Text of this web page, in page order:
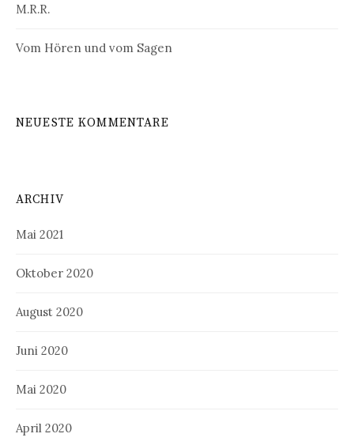
M.R.R.
Vom Hören und vom Sagen
NEUESTE KOMMENTARE
ARCHIV
Mai 2021
Oktober 2020
August 2020
Juni 2020
Mai 2020
April 2020